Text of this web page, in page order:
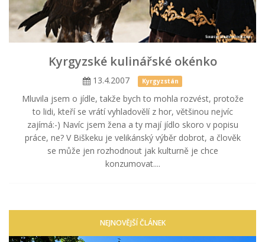
Kyrgyzské kulinářské okénko
13.4.2007 Kyrgyzstán
Mluvila jsem o jídle, takže bych to mohla rozvést, protože
to lidi, kteří se vrátí vyhladovělí z hor, většinou nejvíc
zajímá:-) Navíc jsem žena a ty mají jídlo skoro v popisu
práce, ne? V Biškeku je velikánský výběr dobrot, a člověk
se může jen rozhodnout jak kulturně je chce
konzumovat....
NEJNOVĚJŠÍ ČLÁNEK